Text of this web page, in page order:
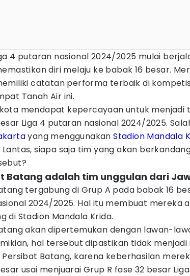
4 putaran nasional 2024/2025 mulai
diri melaju ke babak 16 besar.
catatan performa terbaik di
Tanah Air ini.
mendapat kepercayaan untuk menjadi
Liga 4 putaran nasional 2024/2025.
yang menggunakanStadion Mandala
Lantas, siapa saja tim yang akan
Batang adalah tim unggulan dari
tergabung di Grup A pada babak 16
2024/2025. Hal itu membuat mereka
di Stadion Mandala Krida.
akan dipertemukan dengan lawan-
hal tersebut dipastikan tidak menjadi
Batang, karena keberhasilan
usai menjuarai Grup R fase 32 besar